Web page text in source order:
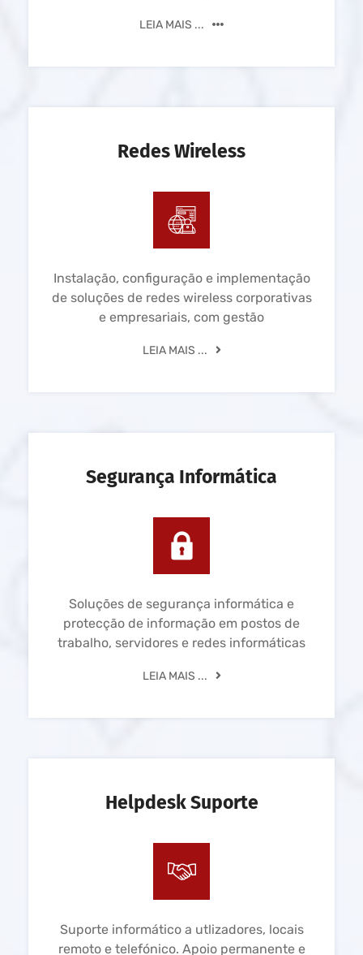
LEIA MAIS ...
Redes Wireless
Instalação, configuração e implementação
de soluções de redes wireless corporativas
e empresariais, com gestão
LEIA MAIS ...
Segurança Informática
Soluções de segurança informática e
protecção de informação em postos de
trabalho, servidores e redes informáticas
LEIA MAIS ...
Helpdesk Suporte
Suporte informático a utlizadores, locais
remoto e telefónico. Apoio permanente e